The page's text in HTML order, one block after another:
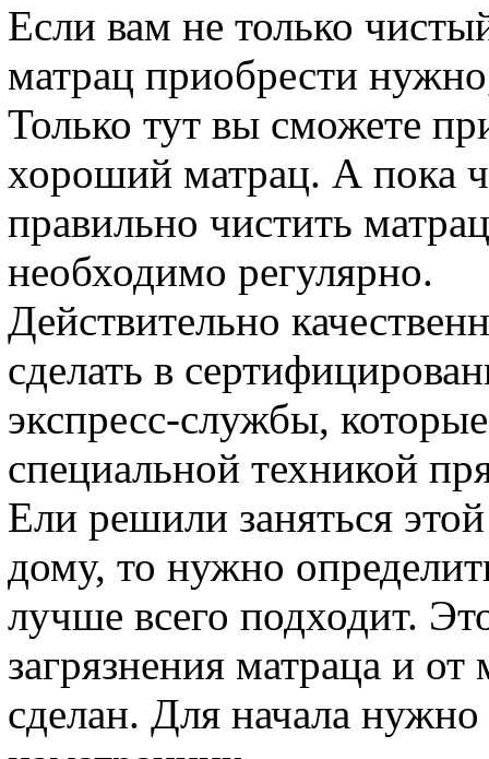
Если вам не только
матрац приобрести
Только тут вы сможете
хороший матрац. А пока
правильно чистить
необходимо регулярно.
Действительно
сделать в
экспресс-службы,
специальной техникой
Ели решили заняться
дому, то нужно
лучше всего подходит.
загрязнения матраца и от
сделан. Для начала